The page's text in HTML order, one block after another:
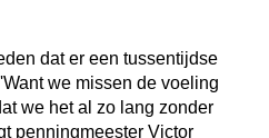
dat er een tussentijdse
we missen de voeling
we het al zo lang zonder
penningmeester Victor